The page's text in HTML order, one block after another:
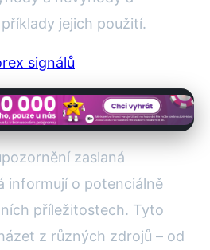
jejich použití.
signálů
zaslaná
informují o potenciálně
příležitostech. Tyto
z různých zdrojů – od